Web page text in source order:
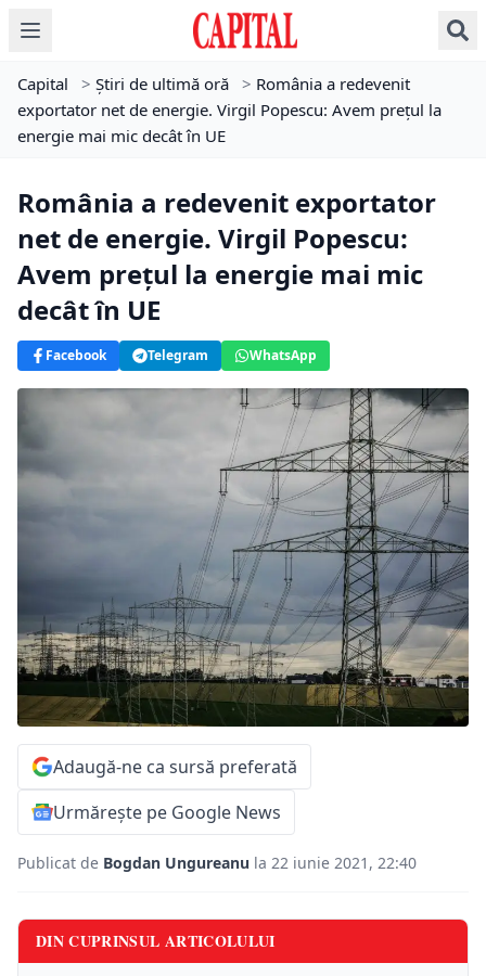
Capital > Știri de ultimă oră > România a redevenit
exportator net de energie. Virgil Popescu: Avem preţul la
energie mai mic decât în UE
România a redevenit exportator
net de energie. Virgil Popescu:
Avem preţul la energie mai mic
decât în UE
Facebook Telegram WhatsApp
Adaugă-ne ca sursă preferată
Urmărește pe Google News
Publicat de Bogdan Ungureanu la 22 iunie 2021, 22:40
DIN CUPRINSUL ARTICOLULUI